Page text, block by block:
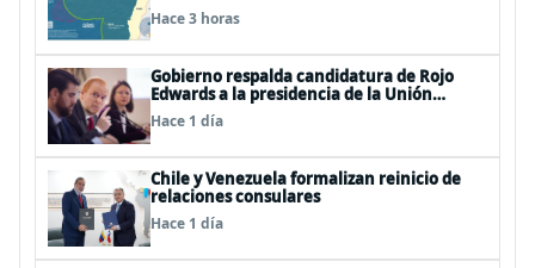
Hace 3 horas
Gobierno respalda candidatura de Rojo
Edwards a la presidencia de la Unión
Interparlamentaria (UIP)
Hace 1 día
Chile y Venezuela formalizan reinicio de
relaciones consulares
Hace 1 día